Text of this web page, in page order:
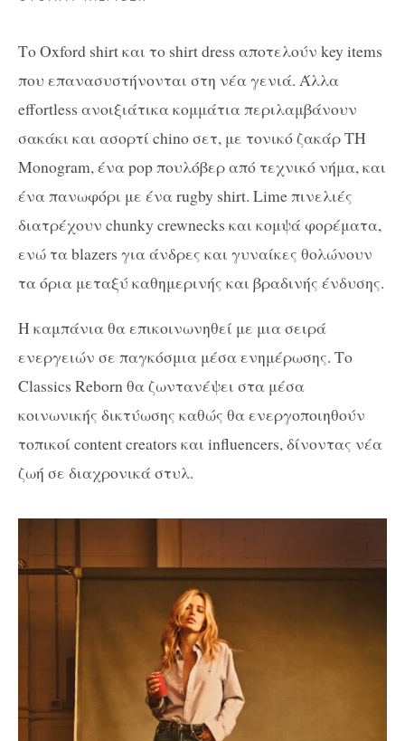
ΤοOxford shirtκαι το shirt dress αποτελούν key items
που επανασυστήνονται στη νέα γενιά. Άλλα
effortless ανοιξιάτικα κομμάτια περιλαμβάνουν
σακάκι και ασορτί chinoσετ, με τονικό ζακάρTH
Monogram, έναpopπουλόβερ από τεχνικό νήμα, και
ένα πανωφόρι με έναrugby shirt. Limeπινελιές
διατρέχουν chunky crewnecks και κομψά φορέματα,
ενώ ταblazers για άνδρες και γυναίκες θολώνουν
τα όρια μεταξύ καθημερινής και βραδινής ένδυσης.
Η καμπάνια θα επικοινωνηθεί με μια σειρά
ενεργειών σε παγκόσμια μέσα ενημέρωσης. Το
Classics Rebornθα ζωντανέψει στα μέσα
κοινωνικής δικτύωσης καθώς θα ενεργοποιηθούν
τοπικοί content creators και influencers, δίνοντας νέα
ζωή σε διαχρονικά στυλ.